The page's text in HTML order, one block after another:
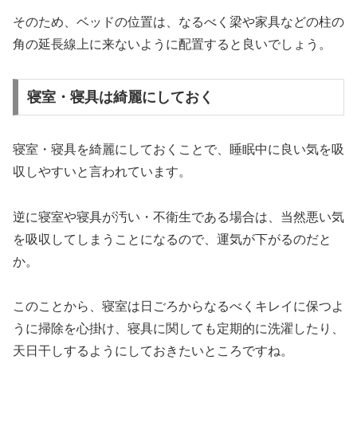
そのため、ベッドの位置は、なるべく梁や家具などの柱の
角の延長線上に来ないように配置すると良いでしょう。
寝室・寝具は綺麗にしておく
寝室・寝具を綺麗にしておくことで、睡眠中に良い気を吸
収しやすいと言われています。
逆に寝室や寝具が汚い・不衛生である場合は、当然悪い気
を吸収してしまうことになるので、運気が下がるのだと
か。
このことから、寝室は日ごろからなるべくキレイに保つよ
うに掃除を心掛け、寝具に関しても定期的に洗濯したり、
天日干しするようにしておきたいところですね。